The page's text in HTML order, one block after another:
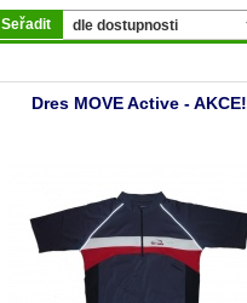
Seřadit
Dres MOVE Active - AKCE!